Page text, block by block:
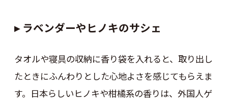
▸ ラベンダーやヒノキのサシェ
タオルや寝具の収納に香り袋を入れると、取り出し
たときにふんわりとした心地よさを感じてもらえま
す。日本らしいヒノキや柑橘系の香りは、外国人ゲ